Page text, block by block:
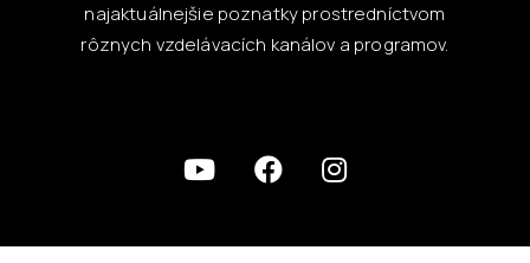
najaktuálnejšie poznatky prostredníctvom
rôznych vzdelávacích kanálov a programov.